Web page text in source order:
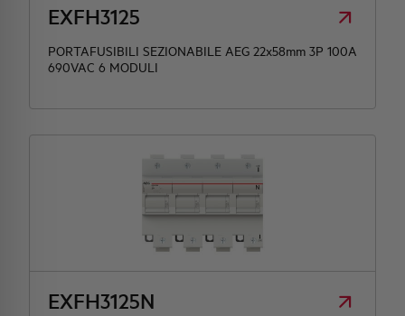
EXFH3125
PORTAFUSIBILI SEZIONABILE AEG 22x58mm 3P 100A
690VAC 6 MODULI
EXFH3125N